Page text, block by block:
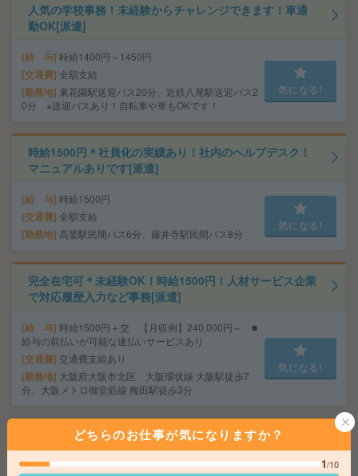
人気の学校事務！未経験からチャレンジできます！車通
勤OK[派遣]
給 与 時給1400円～1450円
交通費 全額支給
勤務地 東花園駅送迎バス20分、近鉄八尾駅送迎バス2
0分 ※送迎バスあり！自転車や車もOKです！
気になる!
時給1500円＊社員化の実績あり！社内のヘルプデスク！
マニュアルありです[派遣]
給 与 時給1500円
交通費 全額支給
勤務地 高鷲駅民間バス6分、藤井寺駅民間バス8分
気になる!
完全在宅可＊未経験OK！時給1500円！人材サービス企業
で対応履歴入力など事務[派遣]
給 与 時給1500円＋交 【月収例】240,000円～ ■
給与の前払いが可能な速払いサービスあり
交通費 交通費支給あり
勤務地 大阪府大阪市北区 大阪環状線 大阪駅徒歩7
分、大阪メトロ御堂筋線 梅田駅徒歩3分
気になる!
基本16時まで＊未経験でも大丈夫＊書類作成など[派遣]
給 与 時給1300円～1400円＋交 【月収例】169,0
どちらのお仕事が気になりますか？
1/10